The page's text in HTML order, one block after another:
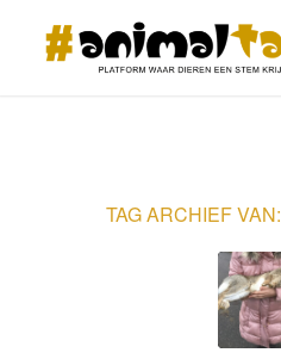
TAG ARCHIEF VAN: